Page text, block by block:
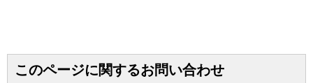
このページに関するお問い合わせ